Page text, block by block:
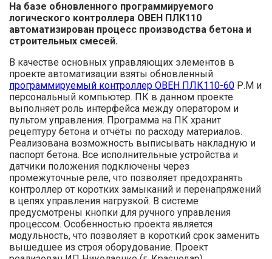
На базе обновленного программируемого
логического контроллера ОВЕН ПЛК110
автоматизирован процесс производства бетона и
строительных смесей.
В качестве основных управляющих элементов в
проекте автоматизации взяты обновленный
программируемый контроллер ОВЕН ПЛК110-60 Р.М и
персональный компьютер. ПК в данном проекте
выполняет роль интерфейса между оператором и
пультом управления. Программа на ПК хранит
рецептуру бетона и отчёты по расходу материалов.
Реализована возможность выписывать накладную и
паспорт бетона. Все исполнительные устройства и
датчики положения подключены через
промежуточные реле, что позволяет предохранять
контроллер от коротких замыканий и перенапряжений
в цепях управления нагрузкой. В системе
предусмотрены кнопки для ручного управления
процессом. Особенностью проекта является
модульность, что позволяет в короткий срок заменить
вышедшее из строя оборудование. Проект